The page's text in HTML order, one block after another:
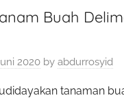
Buah
2020 by abdurrosyid
tanaman